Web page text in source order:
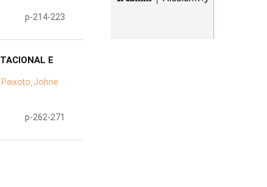
p-214-223
E
Peixoto, Johne
p-262-271